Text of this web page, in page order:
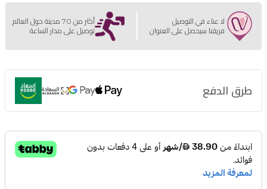
لا عناء في التوصيل
فريقنا سيحصل على العنوان
أكثر من 70 مدينة حول العالم
توصيل على مدار الساعة
طرق الدفع